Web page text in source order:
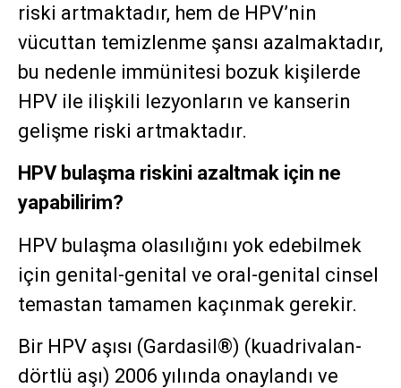
riski artmaktadır, hem de HPV’nin
vücuttan temizlenme şansı azalmaktadır,
bu nedenle immünitesi bozuk kişilerde
HPV ile ilişkili lezyonların ve kanserin
gelişme riski artmaktadır.
HPV bulaşma riskini azaltmak için ne
yapabilirim?
HPV bulaşma olasılığını yok edebilmek
için genital-genital ve oral-genital cinsel
temastan tamamen kaçınmak gerekir.
Bir HPV aşısı (Gardasil®) (kuadrivalan-
dörtlü aşı) 2006 yılında onaylandı ve